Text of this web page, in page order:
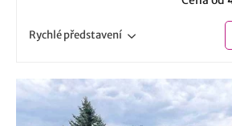
Rychlépředstavení